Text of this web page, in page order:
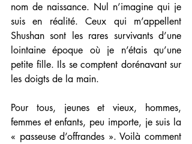
nom de naissance. Nul n’imagine qui je
suis en réalité. Ceux qui m’appellent
Shushan sont les rares survivants d’une
lointaine époque où je n’étais qu’une
petite fille. Ils se comptent dorénavant sur
les doigts de la main.
Pour tous, jeunes et vieux, hommes,
femmes et enfants, peu importe, je suis la
« passeuse d’offrandes ». Voilà comment